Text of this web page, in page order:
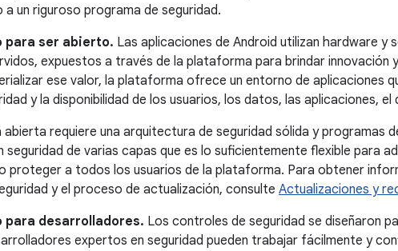
un riguroso programa de seguridad.
para ser abierto. Las aplicaciones de Android utilizan hardware y
expuestos a través de la plataforma para brindar innovación
ese valor, la plataforma ofrece un entorno de aplicaciones
y la disponibilidad de los usuarios, los datos, las aplicaciones, el
requiere una arquitectura de seguridad sólida y programas
seguridad de varias capas que es lo suficientemente flexible para
proteger a todos los usuarios de la plataforma. Para obtener
y el proceso de actualización, consulte Actualizaciones y
para desarrolladores. Los controles de seguridad se diseñaron
expertos en seguridad pueden trabajar fácilmente y